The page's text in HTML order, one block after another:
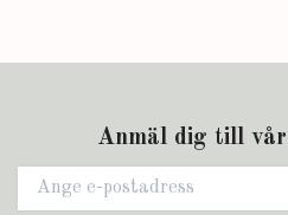
Anmäl dig till